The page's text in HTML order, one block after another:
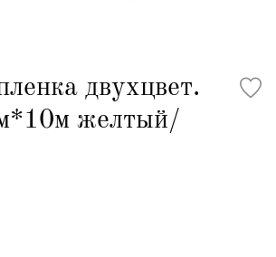
двухцвет.
желтый/